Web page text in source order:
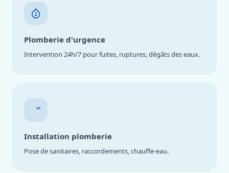
Plomberie d'urgence
Intervention 24h/7 pour fuites, ruptures, dégâts des eaux.
Installation plomberie
Pose de sanitaires, raccordements, chauffe-eau.